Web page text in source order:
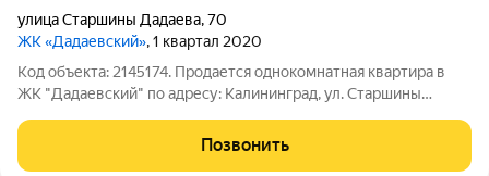
улица Старшины Дадаева,70
ЖК «Дадаевский», 1 квартал 2020
Код объекта: 2145174. Продается однокомнатная квартира в
ЖК "Дадаевский" по адресу: Калининград, ул. Старшины
Кухня- 11 кв.м Санузел совмещен. Большая лоджия с
панорамным остеклением с
Позвонить